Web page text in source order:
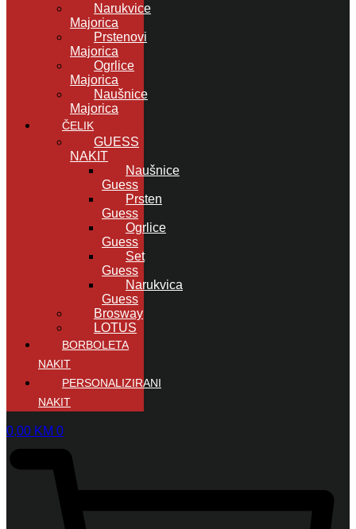
Narukvice
Majorica
Prstenovi
Majorica
Ogrlice
Majorica
Naušnice
Majorica
ČELIK
GUESS
NAKIT
Naušnice
Guess
Prsten
Guess
Ogrlice
Guess
Set
Guess
Narukvica
Guess
Brosway
LOTUS
BORBOLETA
NAKIT
PERSONALIZIRANI
NAKIT
0,00 KM 0